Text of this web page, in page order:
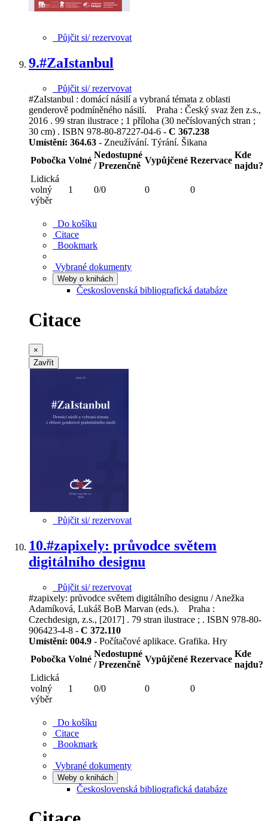
Půjčit si/ rezervovat
9.#ZaIstanbul
Půjčit si/ rezervovat
#ZaIstanbul : domácí násilí a vybraná témata z oblasti
genderově podmíněného násilí. Praha : Český svaz žen z.s.,
2016 . 99 stran ilustrace ; 1 příloha (30 nečíslovaných stran ;
30 cm) . ISBN 978-80-87227-04-6 - C 367.238
Umístění: 364.63 - Zneužívání. Týrání. Šikana
Pobočka Volné
Nedostupné
/ Prezenčně
Vypůjčené Rezervace
Kde
najdu?
Lidická
volný
výběr
1 0/0 0 0
Do košíku
Citace
Bookmark
Vybrané dokumenty
Weby o knihách
Československá bibliografická databáze
Citace
×
Zavřít
Půjčit si/ rezervovat
10.#zapixely: průvodce světem
digitálního designu
Půjčit si/ rezervovat
#zapixely: průvodce světem digitálního designu / Anežka
Adamíková, Lukáš BoB Marvan (eds.). Praha :
Czechdesign, z.s., [2017] . 79 stran ilustrace ; . ISBN 978-80-
906423-4-8 - C 372.110
Umístění: 004.9 - Počítačové aplikace. Grafika. Hry
Pobočka Volné
Nedostupné
/ Prezenčně
Vypůjčené Rezervace
Kde
najdu?
Lidická
volný
výběr
1 0/0 0 0
Do košíku
Citace
Bookmark
Vybrané dokumenty
Weby o knihách
Československá bibliografická databáze